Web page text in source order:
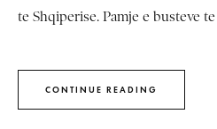
te Shqiperise. Pamje e busteve
CONTINUE READING